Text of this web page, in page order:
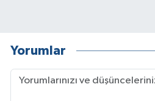
Yorumlar